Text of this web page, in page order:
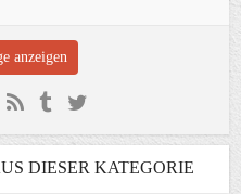
anzeigen
DIESER KATEGORIE